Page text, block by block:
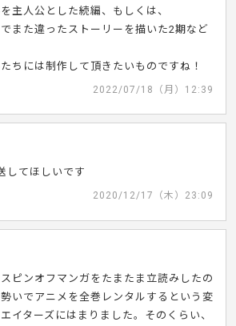
主人公とした続編、もしくは、
また違ったストーリーを描いた2期など
ちには制作して頂きたいものですね！
2022/07/18（月）12:39
してほしいです
2020/12/17（木）23:09
ピンオフマンガをたまたま立読みしたの
いでアニメを全巻レンタルするという変
イターズにはまりました。そのくらい、